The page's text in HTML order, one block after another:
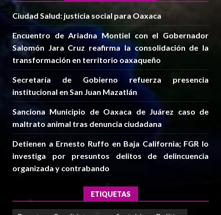
Ciudad Salud: justicia social para Oaxaca
Encuentro de Ariadna Montiel con el Gobernador
Salomón Jara Cruz reafirma la consolidación de la
transformación en territorio oaxaqueño
Secretaría de Gobierno refuerza presencia
institucional en San Juan Mazatlán
Sanciona Municipio de Oaxaca de Juárez caso de
maltrato animal tras denuncia ciudadana
Detienen a Ernesto Ruffo en Baja California; FGR lo
investiga por presuntos delitos de delincuencia
organizada y contrabando
ETIQUETAS